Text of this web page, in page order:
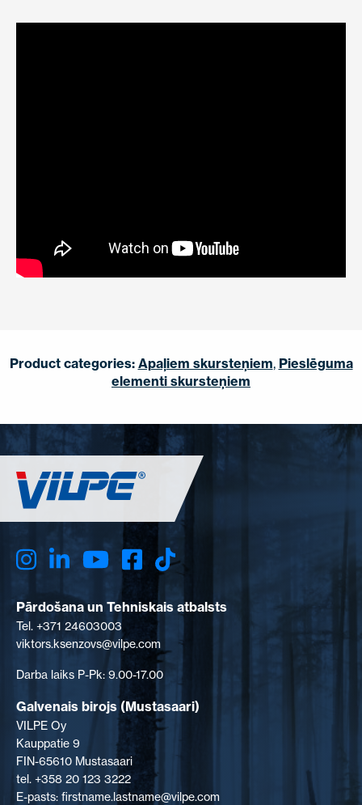
Product categories: Apaļiem skursteņiem, Pieslēguma
elementi skursteņiem
Pārdošana un Tehniskais atbalsts
Tel. +371 24603003
viktors.ksenzovs@vilpe.com
Darba laiks P-Pk: 9.00-17.00
Galvenais birojs (Mustasaari)
VILPE Oy
Kauppatie 9
FIN-65610 Mustasaari
tel. +358 20 123 3222
E-pasts: firstname.lastname@vilpe.com